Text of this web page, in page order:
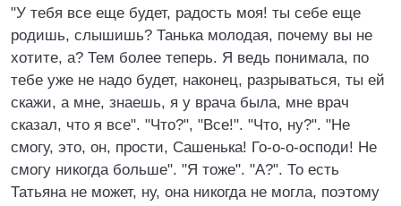
"У тебя все еще будет, радость моя! ты себе еще
родишь, слышишь? Танька молодая, почему вы не
хотите, а? Тем более теперь. Я ведь понимала, по
тебе уже не надо будет, наконец, разрываться, ты ей
скажи, а мне, знаешь, я у врача была, мне врач
сказал, что я все". "Что?", "Все!". "Что, ну?". "Не
смогу, это, он, прости, Сашенька! Го-о-о-осподи! Не
смогу никогда больше". "Я тоже". "А?". То есть
Татьяна не может, ну, она никогда не могла, поэтому